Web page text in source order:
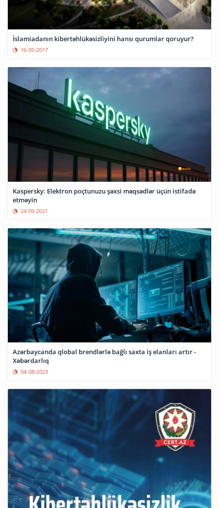
İslamiadanın kibertəhlükəsizliyini hansı qurumlar qoruyur?
16-05-2017
Kaspersky: Elektron poçtunuzu şəxsi məqsədlər üçün istifadə
etməyin
24-09-2021
Azərbaycanda qlobal brendlərlə bağlı saxta iş elanları artır -
Xəbərdarlıq
04-08-2023